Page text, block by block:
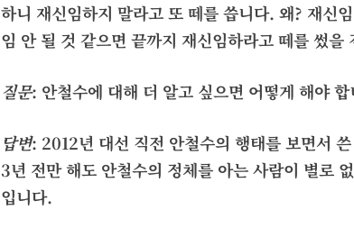
하니 재신임하지 말라고 또 떼를 씁니다. 왜? 재신
임 안 될 것 같으면 끝까지 재신임하라고 떼를 썼을
질문: 안철수에 대해 더 알고 싶으면 어떻게 해야 합
답변: 2012년 대선 직전 안철수의 행태를 보면서
3년 전만 해도 안철수의 정체를 아는 사람이 별로
입니다.